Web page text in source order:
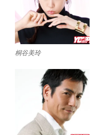
桐谷美玲